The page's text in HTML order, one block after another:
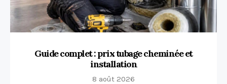
Guide complet : prix tubage cheminée et
installation
8 août 2026